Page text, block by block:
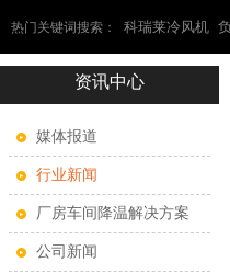
热门关键词搜索： 科瑞莱冷风机
瑞莱环保空调资讯中心
媒体报道
行业新闻
厂房车间降温解决方案
公司新闻